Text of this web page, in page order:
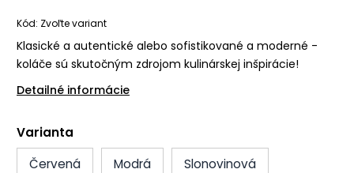
Kód: Zvoľte variant
Klasické a autentické alebo sofistikované a moderné -
koláče sú skutočným zdrojom kulinárskej inšpirácie!
Detailné informácie
Varianta
Červená
Modrá Slonovinová